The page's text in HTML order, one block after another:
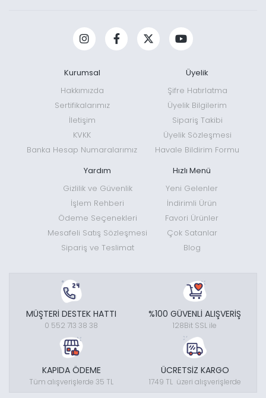
Kurumsal
Hakkımızda
Sertifikalarımız
İletişim
KVKK
Banka Hesap Numaralarımız
Üyelik
Şifre Hatırlatma
Üyelik Bilgilerim
Sipariş Takibi
Üyelik Sözleşmesi
Havale Bildirim Formu
Yardım
Gizlilik ve Güvenlik
İşlem Rehberi
Ödeme Seçenekleri
Mesafeli Satış Sözleşmesi
Sipariş ve Teslimat
Hızlı Menü
Yeni Gelenler
İndirimli Ürün
Favori Ürünler
Çok Satanlar
Blog
MÜŞTERİ DESTEK HATTI
0 552 713 38 38
%100 GÜVENLİ ALIŞVERİŞ
128Bit SSL ile
KAPIDA ÖDEME
Tüm alışverişlerde 35 TL
ÜCRETSİZ KARGO
1749 TL üzeri alışverişlerde